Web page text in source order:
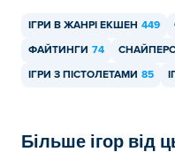
ІГРИ В ЖАНРІ ЕКШЕН 449
ФАЙТИНГИ 74
ІГРИ З ПІСТОЛЕТАМИ 85
Більше ігор від